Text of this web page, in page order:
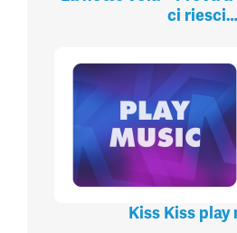
ci riesci…
Kiss Kiss play